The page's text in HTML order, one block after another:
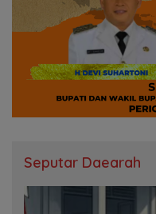
Seputar Daearah